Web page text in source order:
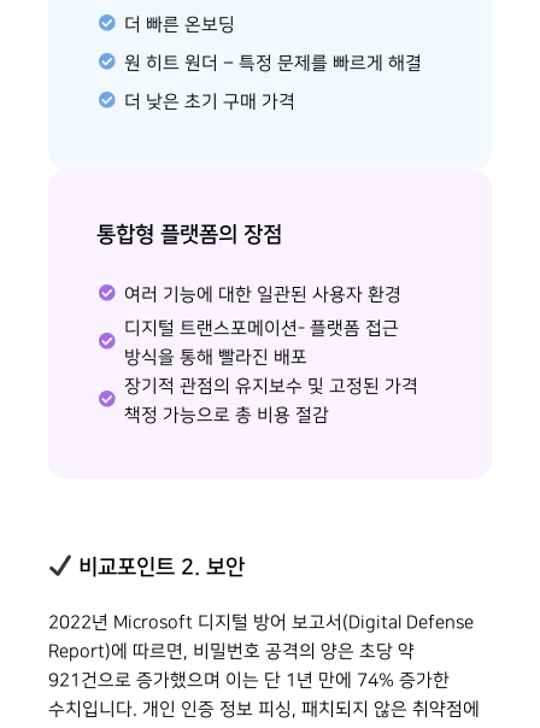
더 빠른 온보딩
원 히트 원더 – 특정 문제를 빠르게 해결
더 낮은 초기 구매 가격
통합형 플랫폼의 장점
여러 기능에 대한 일관된 사용자 환경
디지털 트랜스포메이션- 플랫폼 접근
방식을 통해 빨라진 배포
장기적 관점의 유지보수 및 고정된 가격
책정 가능으로 총 비용 절감
비교포인트 2. 보안
2022년 Microsoft 디지털 방어 보고서(Digital Defense
Report)에 따르면, 비밀번호 공격의 양은 초당 약
921건으로 증가했으며 이는 단 1년 만에 74% 증가한
수치입니다. 개인 인증 정보 피싱, 패치되지 않은 취약점에